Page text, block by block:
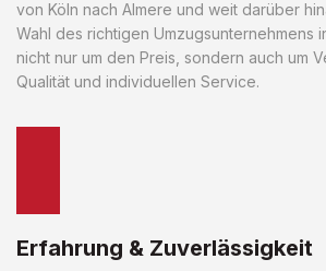
von Köln nach Almere und weit darüber
Wahl des richtigen Umzugsunternehmens
nicht nur um den Preis, sondern auch um
Qualität und individuellen Service.
Erfahrung & Zuverlässigkeit